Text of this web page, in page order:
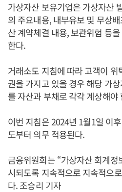
가상자산 보유기업은 가상자산
의 주요내용, 내부유보 및 무상
산 계약체결 내용, 보관위험 등
한다.
거래소도 지침에 따라 고객이
권을 가지고 있을 경우 해당 가
를 자산과 부채로 각각 계상해야
이번 지침은 2024년 1월1일 이
도부터 의무 적용된다.
금융위원회는 “가상자산 회계
시되도록 지속적으로 지속적으
다. 조승리 기자